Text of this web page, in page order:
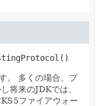
()
。
多くの場合、プ
将来のJDKでは、
ファイアウォー